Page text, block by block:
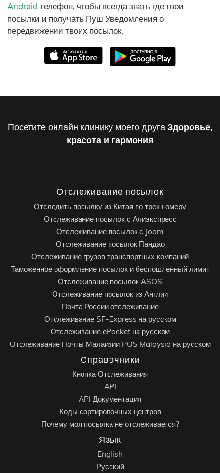
Android телефон, чтобы всегда знать где твои
посылки и получать Пуш Уведомления о
передвижении твоих посылок.
Посетите онлайн клинику моего друга Здоровье,
красота и гармония
Отслеживание посылок
Отследить посылку из Китая по трек номеру
Отслеживание посылок с Алиэкспресс
Отслеживание посылок с Joom
Отслеживание посылок Пандао
Отслеживание грузов транспортных компаний
Таможенное оформление посылок и беспошленный лимит
Отслеживание посылок ASOS
Отслеживание посылок из Англии
Почта России отслеживание
Отслеживание SF-Express на русском
Отслеживание ePacket на русском
Отслеживание Почты Малайзии POS Malaysia на русском
Справочники
Кнопка Отслеживания
API
API Документация
Коды сортировочных центров
Почему моя посылка не отслеживается?
Язык
English
Русский